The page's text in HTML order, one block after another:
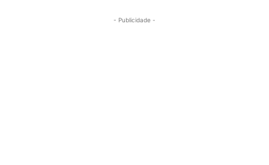
- Publicidade -